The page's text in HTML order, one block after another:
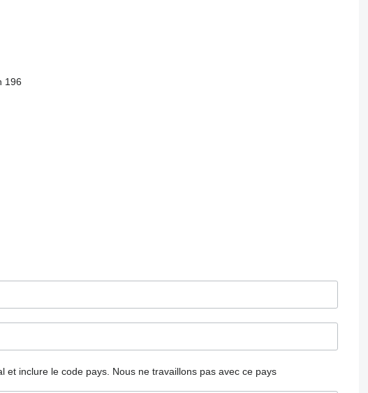
196
et inclure le code pays. Nous ne travaillons pas avec ce pays